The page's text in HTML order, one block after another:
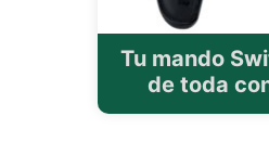
Tu mando
de toda